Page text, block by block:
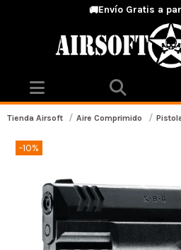
🚚Envío Gratis a
Tienda Airsoft Aire Comprimido
-10%